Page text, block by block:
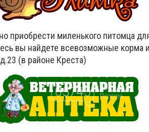
приобрести миленького питомца
вы найдете всевозможные корма
(в районе Креста)